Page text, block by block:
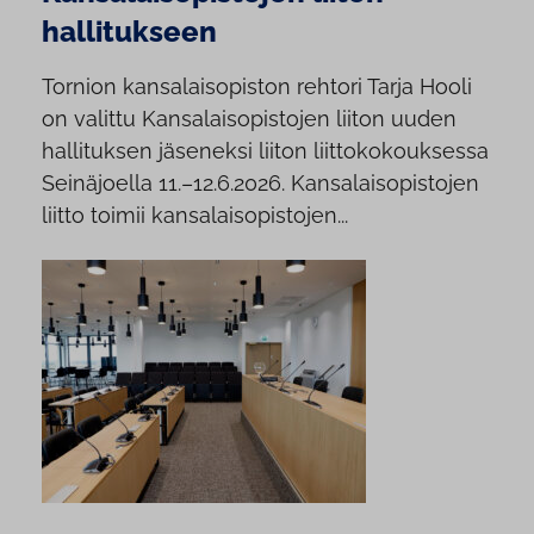
hallitukseen
Tornion kansalaisopiston rehtori Tarja Hooli
on valittu Kansalaisopistojen liiton uuden
hallituksen jäseneksi liiton liittokokouksessa
Seinäjoella 11.–12.6.2026. Kansalaisopistojen
liitto toimii kansalaisopistojen...